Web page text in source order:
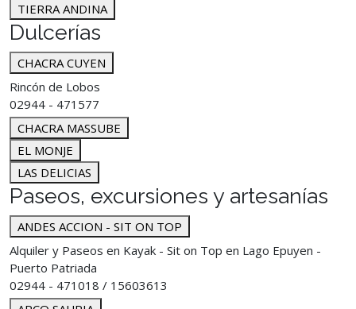
TIERRA ANDINA
Dulcerías
CHACRA CUYEN
Rincón de Lobos
02944 - 471577
CHACRA MASSUBE
EL MONJE
LAS DELICIAS
Paseos, excursiones y artesanías
ANDES ACCION - SIT ON TOP
Alquiler y Paseos en Kayak - Sit on Top en Lago Epuyen -
Puerto Patriada
02944 - 471018 / 15603613